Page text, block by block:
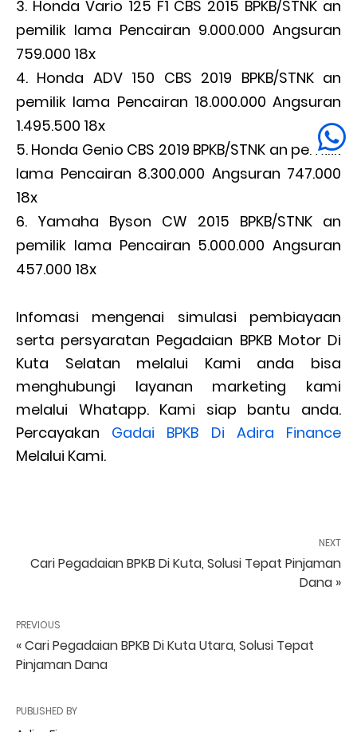
Honda Vario 125 F1 CBS 2015 BPKB/STNK an
pemilik lama Pencairan 9.000.000 Angsuran
759.000 18x
Honda ADV 150 CBS 2019 BPKB/STNK an
pemilik lama Pencairan 18.000.000 Angsuran
1.495.500 18x
Honda Genio CBS 2019 BPKB/STNK an pemilik
lama Pencairan 8.300.000 Angsuran 747.000
18x
Yamaha Byson CW 2015 BPKB/STNK an
pemilik lama Pencairan 5.000.000 Angsuran
457.000 18x
Infomasi mengenai simulasi pembiayaan
serta persyaratan Pegadaian BPKB Motor Di
Kuta Selatan melalui Kami anda bisa
menghubungi layanan marketing kami
melalui Whatapp. Kami siap bantu anda.
Percayakan Gadai BPKB Di Adira Finance
Melalui Kami.
NEXT
Cari Pegadaian BPKB Di Kuta, Solusi Tepat Pinjaman
Dana »
PREVIOUS
« Cari Pegadaian BPKB Di Kuta Utara, Solusi Tepat
Pinjaman Dana
PUBLISHED BY